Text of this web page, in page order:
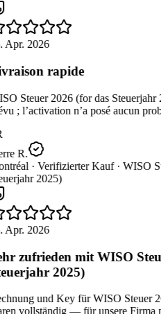
Apr. 2026
rapide
Steuer 2026 (for das Steuerjahr
; l’activation n’a posé aucun
R.
· Verifizierter Kauf · WISO
2025)
Apr. 2026
zufrieden mit WISO
2025)
und Key für WISO Steuer
vollständig — für unsere Firma